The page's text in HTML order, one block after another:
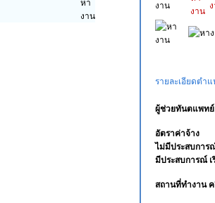
รายละเอียดตำแ
ผู้ช่วยทันตแพทย์
อัตราค่าจ้าง
ไม่มีประสบการ
มีประสบการณ์ เ
สถานที่ทำงาน